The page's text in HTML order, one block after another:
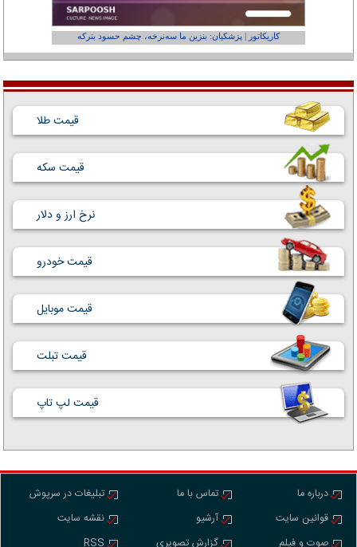
کاریکاتور | پزشکیان: بنزین ما سه‌نرخه، چشم حسود بترکه
قیمت طلا
قیمت سکه
نرخ ارز و دلار
قیمت خودرو
قیمت موبایل
قیمت تبلت
قیمت لپ تاپ
درباره ما
قوانین سایت
صوت و فیلم
تماس با ما
آرشیو
گزارش تصویری
تبلیغات در سرپوش
نقشه سایت
RSS